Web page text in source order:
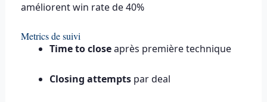
améliorent win rate de 40%
Metrics de suivi
Time to closeaprès première technique
Closing attemptspar deal